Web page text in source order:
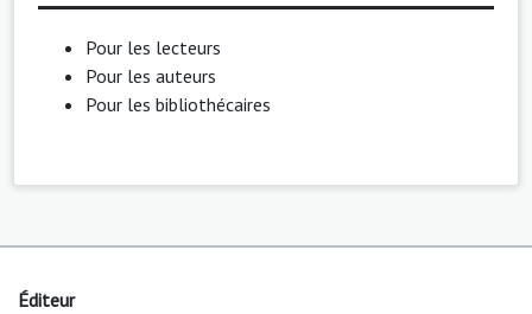
Pour les lecteurs
Pour les auteurs
Pour les bibliothécaires
Éditeur